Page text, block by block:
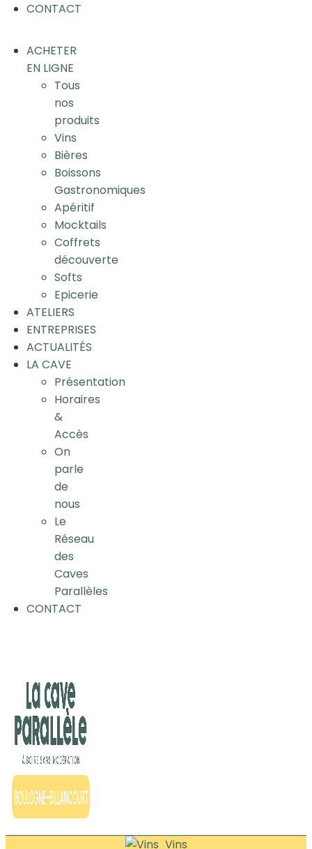
CONTACT
ACHETER
EN LIGNE
Tous
nos
produits
Vins
Bières
Boissons
Gastronomiques
Apéritif
Mocktails
Coffrets
découverte
Softs
Epicerie
ATELIERS
ENTREPRISES
ACTUALITÉS
LA CAVE
Présentation
Horaires
&
Accès
On
parle
de
nous
Le
Réseau
des
Caves
Parallèles
CONTACT
Vins